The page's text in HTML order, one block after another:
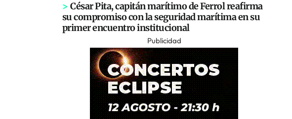
> César Pita, capitán marítimo de Ferrol reafirma
su compromiso con la seguridad marítima en su
primer encuentro institucional
Publicidad